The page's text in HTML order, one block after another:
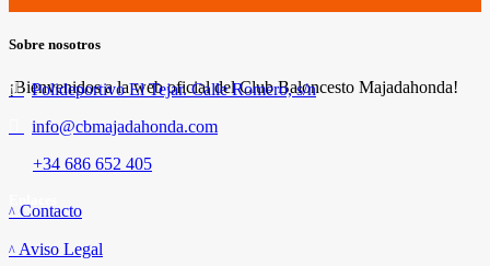
Sobre nosotros
¡Bienvenidos a la web oficial del Club Baloncesto Majadahonda!
Polideportivo El Tejar. Calle Romero, s/n
info@cbmajadahonda.com
+34 686 652 405
Contacto
Aviso Legal